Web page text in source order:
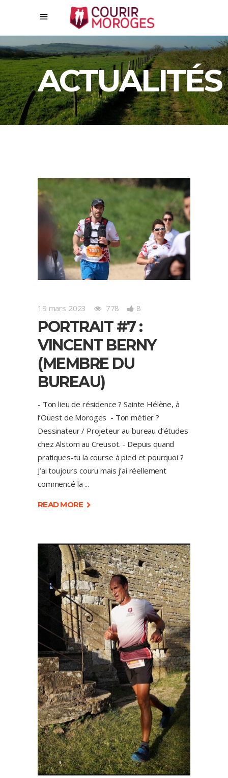
ACTUALITÉS
19 mars 2023 778 8
PORTRAIT #7 :
VINCENT BERNY
(MEMBRE DU
BUREAU)
- Ton lieu de résidence ? Sainte Hélène, à
l’Ouest de Moroges - Ton métier ?
Dessinateur / Projeteur au bureau d’études
chez Alstom au Creusot. - Depuis quand
pratiques-tu la course à pied et pourquoi ?
J’ai toujours couru mais j’ai réellement
commencé la
READ MORE